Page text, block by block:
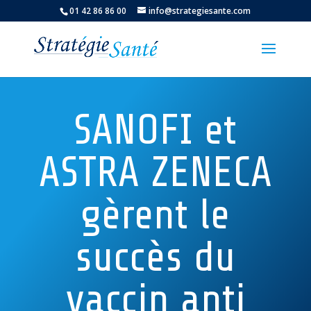
01 42 86 86 00 info@strategiesante.com
SANOFI et
ASTRA ZENECA
gèrent le
succès du
vaccin anti